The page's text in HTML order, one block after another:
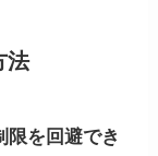
法
限を回避でき